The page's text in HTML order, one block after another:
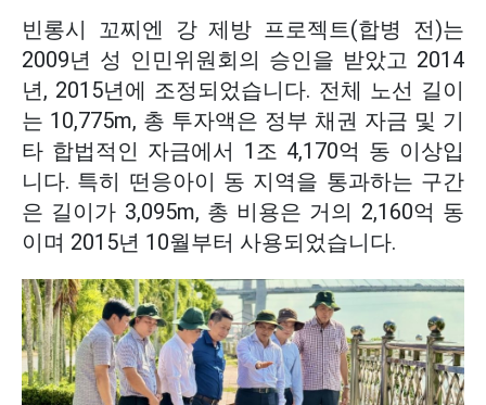
빈롱시 꼬찌엔 강 제방 프로젝트(합병 전)는
2009년 성 인민위원회의 승인을 받았고 2014
년, 2015년에 조정되었습니다. 전체 노선 길이
는 10,775m, 총 투자액은 정부 채권 자금 및 기
타 합법적인 자금에서 1조 4,170억 동 이상입
니다. 특히 떤응아이 동 지역을 통과하는 구간
은 길이가 3,095m, 총 비용은 거의 2,160억 동
이며 2015년 10월부터 사용되었습니다.